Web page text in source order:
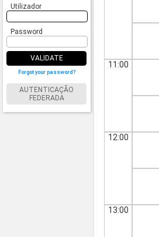
Utilizador
Password
VALIDATE
Forgot your password?
AUTENTICAÇÃO
FEDERADA
11:00
12:00
13:00